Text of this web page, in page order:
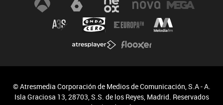
© Atresmedia Corporación de Medios de Comunicación, S.A - A.
Isla Graciosa 13, 28703, S.S. de los Reyes, Madrid. Reservados